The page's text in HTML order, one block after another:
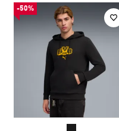
-50%